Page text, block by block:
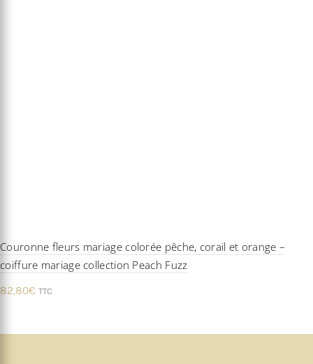
Couronne fleurs mariage colorée pêche, corail et orange –
coiffure mariage collection Peach Fuzz
82,80€ TTC